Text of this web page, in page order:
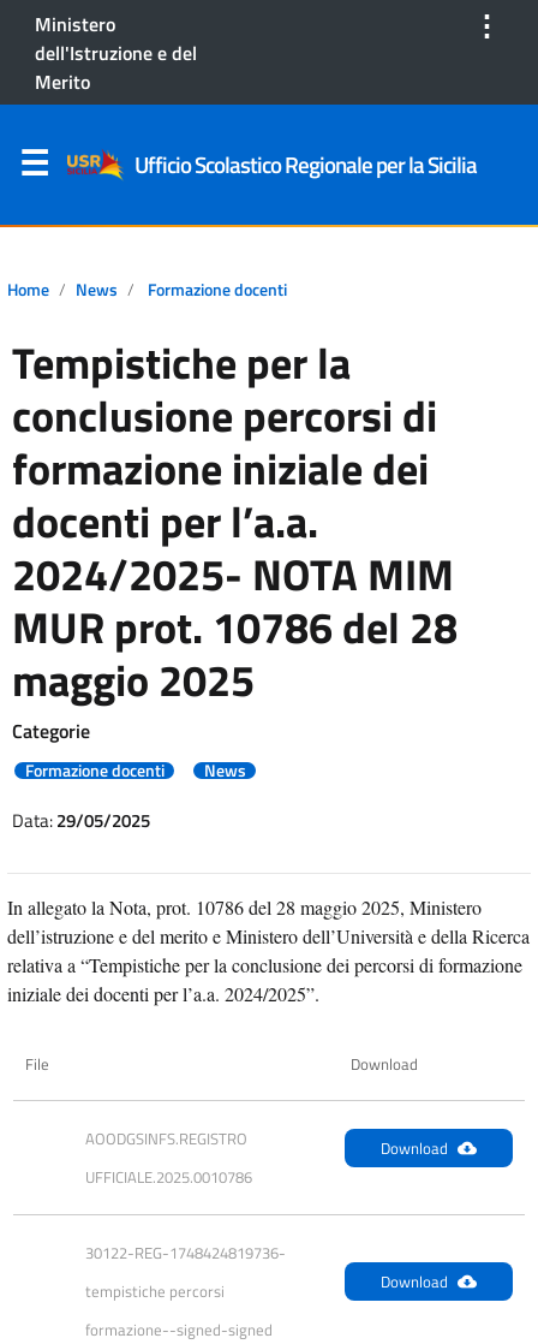
Ministero
dell'Istruzione e del
Merito
⋮
Ufficio Scolastico Regionale per la Sicilia
Home News Formazione docenti
Tempistiche per la
conclusione percorsi di
formazione iniziale dei
docenti per l’a.a.
2024/2025- NOTA MIM
MUR prot. 10786 del 28
maggio 2025
Categorie
Formazione docenti News
Data:29/05/2025
In allegato la Nota, prot. 10786 del 28 maggio 2025, Ministero
dell’istruzione e del merito e Ministero dell’Università e della Ricerca
relativa a “Tempistiche per la conclusione dei percorsi di formazione
iniziale dei docenti per l’a.a. 2024/2025”.
File Download
AOODGSINFS.REGISTRO
UFFICIALE.2025.0010786
Download
30122-REG-1748424819736-
tempistiche percorsi
formazione--signed-signed
Download